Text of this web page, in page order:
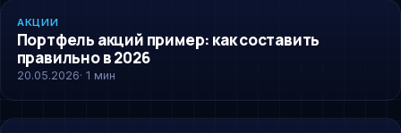
AKCII
АКЦИИ
Портфель акций пример: как составить
правильно в 2026
20.05.2026· 1 мин